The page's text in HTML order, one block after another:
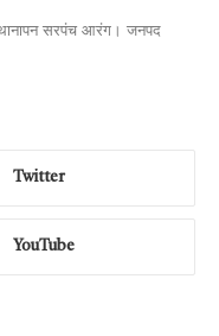
सरपंच आरंग। जनपद
Twitter
YouTube